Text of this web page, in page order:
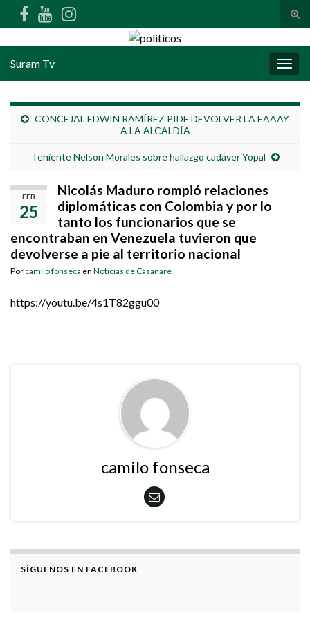
Suram Tv
CONCEJAL EDWIN RAMÍREZ PIDE DEVOLVER LA EAAAY
A LA ALCALDÍA
Teniente Nelson Morales sobre hallazgo cadáver Yopal
FEB
25
Nicolás Maduro rompió relaciones
diplomáticas con Colombia y por lo
tanto los funcionarios que se
encontraban en Venezuela tuvieron que
devolverse a pie al territorio nacional
Por camilo fonseca en Noticias de Casanare
https://youtu.be/4s1T82ggu00
camilo fonseca
SÍGUENOS EN FACEBOOK